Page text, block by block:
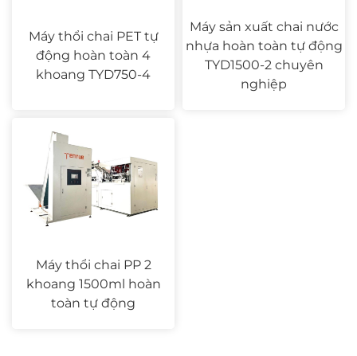
Máy thổi chai PET tự
động hoàn toàn 4
khoang TYD750-4
Máy sản xuất chai nước
nhựa hoàn toàn tự động
TYD1500-2 chuyên
nghiệp
Máy thổi chai PP 2
khoang 1500ml hoàn
toàn tự động